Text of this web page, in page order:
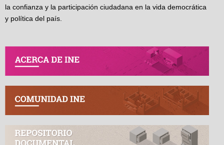
la confianza y la participación ciudadana en la vida democrática
y política del país.